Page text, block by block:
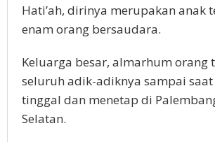
Hati’ah, dirinya merupakan anak
enam orang bersaudara.
Keluarga besar, almarhum orang
seluruh adik-adiknya sampai
tinggal dan menetap di
Selatan.